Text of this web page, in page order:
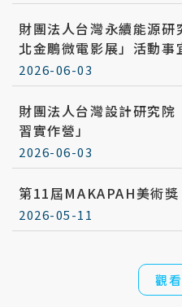
財團法人台灣永續能源
北金鵰微電影展」活動事
2026-06-03
財團法人台灣設計研究
習實作營」
2026-06-03
第11屆MAKAPAH美術獎
2026-05-11
觀